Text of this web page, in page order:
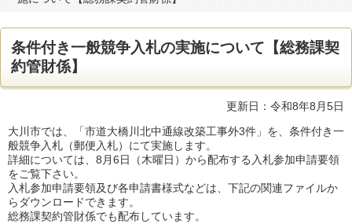
条件付き一般競争入札の実施について【総務課契
約管財係】
更新日：令和8年8月5日
大川市では、「市道大橋川北中通線改築工事外3件」を、条件付き一
般競争入札（郵便入札）にて実施します。
詳細については、8月6日（木曜日）から配布する入札参加申請要領
をご覧下さい。
入札参加申請要領及び各申請書様式などは、下記の関連ファイルか
らダウンロードできます。
総務課契約管財係でも配布しています。